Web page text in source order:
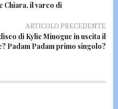
Chiara, il varco di
ARTICOLO PRECEDENTE
di Kylie Minogue in uscita il
Padam Padam primo singolo?